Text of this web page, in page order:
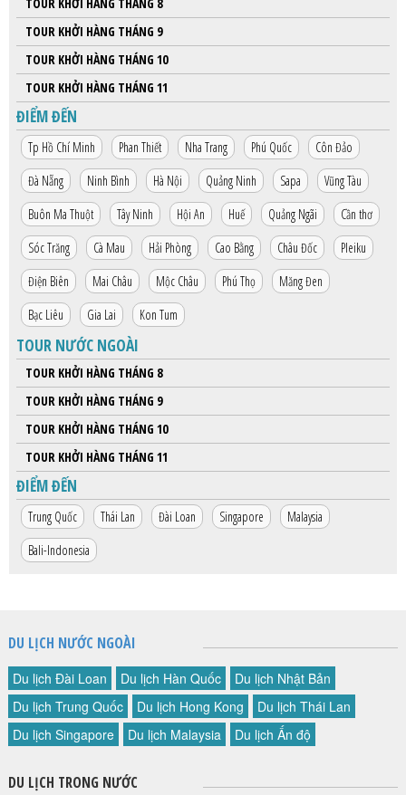
HỘP THƯ GÓP Ý
PROFILE HƯỚNG DẪN VIÊN
TUYỂN DỤNG
LIÊN HỆ
TOUR KHỞI HÀNG THÁNG 8
TOUR KHỞI HÀNG THÁNG 9
TOUR KHỞI HÀNG THÁNG 10
TOUR KHỞI HÀNG THÁNG 11
ĐIỂM ĐẾN
Tp Hồ Chí Minh Phan Thiết Nha Trang Phú Quốc
Côn Đảo
Đà Nẵng
Ninh Bình Hà Nội Quảng Ninh Sapa
Vũng Tàu
Buôn Ma Thuột
Tây Ninh Hội An Huế Quảng Ngãi
Cần thơ
Sóc Trăng
Cà Mau Hải Phòng Cao Bằng Châu Đốc
Pleiku
Điện Biên
Mai Châu Mộc Châu Phú Thọ
Măng Đen
Bạc Liêu
Gia Lai Kon Tum
TOUR NƯỚC NGOÀI
TOUR KHỞI HÀNG THÁNG 8
TOUR KHỞI HÀNG THÁNG 9
TOUR KHỞI HÀNG THÁNG 10
TOUR KHỞI HÀNG THÁNG 11
ĐIỂM ĐẾN
Trung Quốc Thái Lan Đài Loan Singapore
Malaysia
Bali-Indonesia
DU LỊCH NƯỚC NGOÀI
Du lịch Đài Loan Du lịch Hàn Quốc
Du lịch Nhật Bản
Du lịch Trung Quốc
Du lịch Hong Kong
Du lịch Thái Lan
Du lịch Singapore
Du lịch Malaysia Du lịch Ấn độ
DU LỊCH TRONG NƯỚC